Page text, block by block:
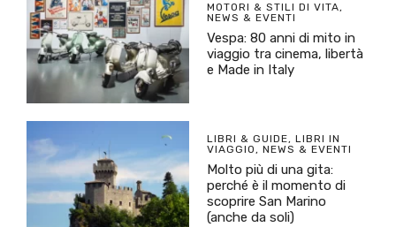
MOTORI & STILI DI VITA,
NEWS & EVENTI
Vespa: 80 anni di mito in
viaggio tra cinema, libertà
e Made in Italy
LIBRI & GUIDE, LIBRI IN
VIAGGIO, NEWS & EVENTI
Molto più di una gita:
perché è il momento di
scoprire San Marino
(anche da soli)